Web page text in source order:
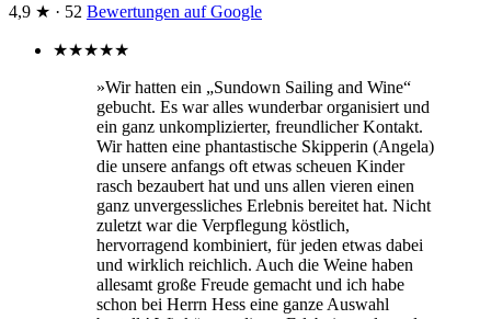
4,9 ★ · 52 Bewertungen auf Google
★★★★★
»Wir hatten ein „Sundown Sailing and Wine“
gebucht. Es war alles wunderbar organisiert und
ein ganz unkomplizierter, freundlicher Kontakt.
Wir hatten eine phantastische Skipperin (Angela)
die unsere anfangs oft etwas scheuen Kinder
rasch bezaubert hat und uns allen vieren einen
ganz unvergessliches Erlebnis bereitet hat. Nicht
zuletzt war die Verpflegung köstlich,
hervorragend kombiniert, für jeden etwas dabei
und wirklich reichlich. Auch die Weine haben
allesamt große Freude gemacht und ich habe
schon bei Herrn Hess eine ganze Auswahl